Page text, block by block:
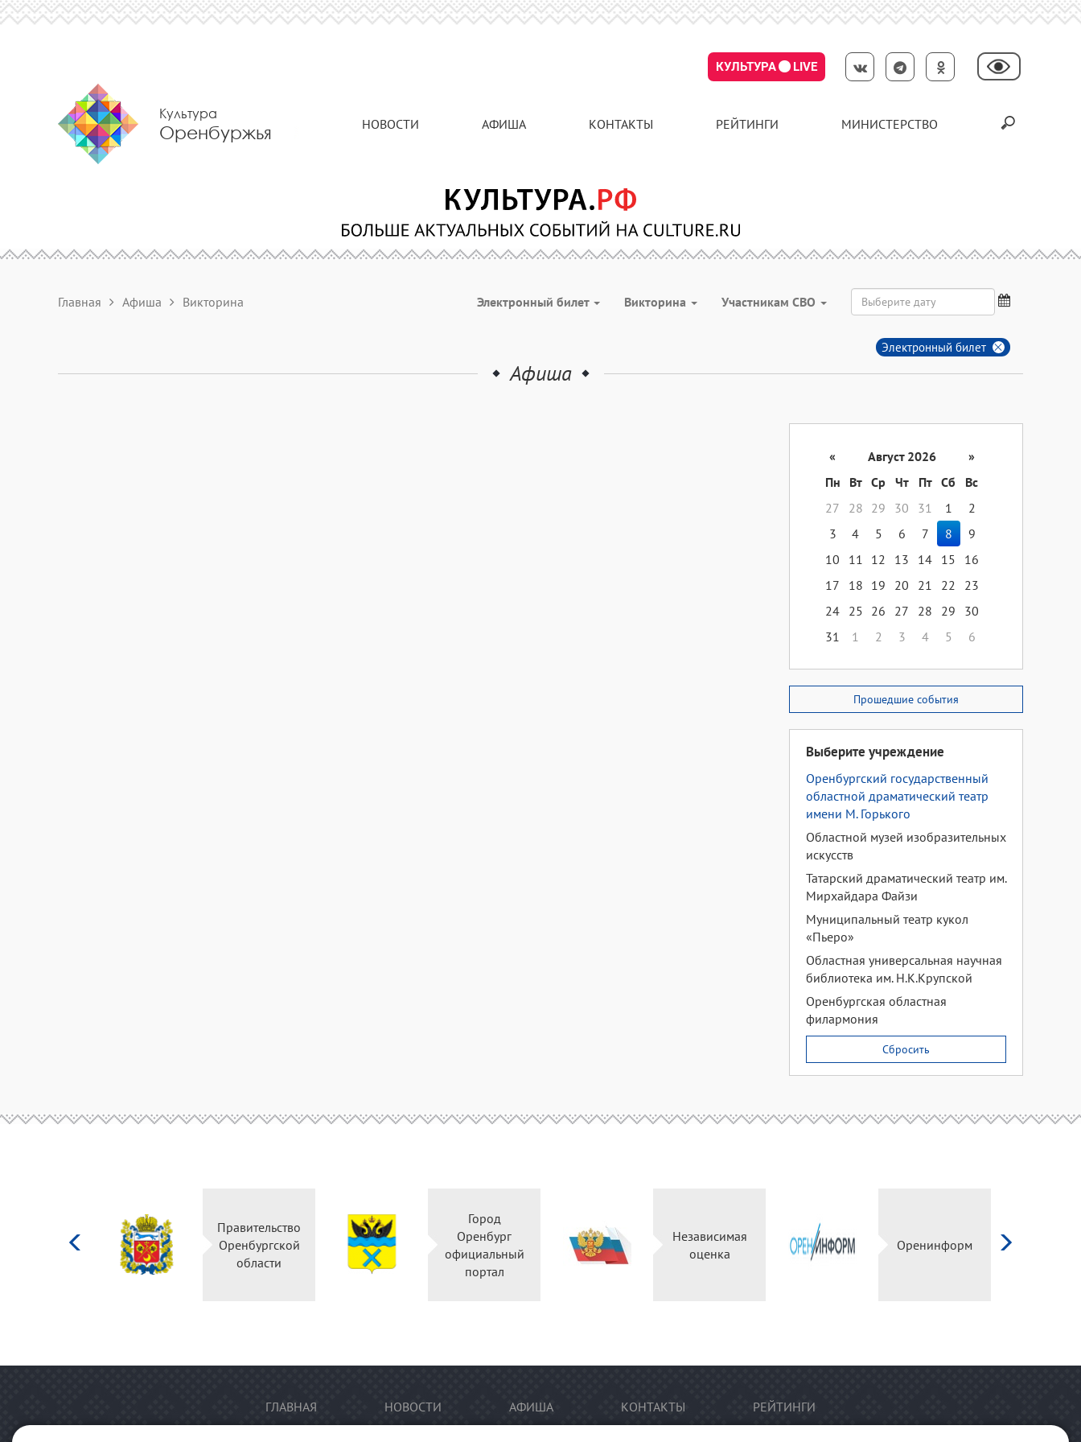
КУЛЬТУРА LIVE
Культура
Оренбуржья НОВОСТИ АФИША КОНТАКТЫ РЕЙТИНГИ МИНИСТЕРСТВО
Главная Афиша Викторина Электронный билет Викторина Участникам СВО
Электронный билет
Афиша
« Август 2026
»
Пн
Вт Ср Чт Пт Сб
Вс
27
28 29 30 31 1
2
3
4 5 6 7 8
9
10
11 12 13 14 15
16
17
18 19 20 21 22
23
24 25 26 27 28 29
30
31
1 2 3 4 5 6
Прошедшие события
Выберите учреждение
Оренбургский государственный
областной драматический театр
имени М. Горького
Областной музей изобразительных
искусств
Татарский драматический театр им.
Мирхайдара Файзи
Муниципальный театр кукол
«Пьеро»
Областная универсальная научная
библиотека им. Н.К.Крупской
Оренбургская областная
филармония
Сбросить
Правительство
Оренбургской
области
Город
Оренбург
официальный
портал
Независимая
оценка
Оренинформ
ГЛАВНАЯ НОВОСТИ АФИША КОНТАКТЫ РЕЙТИНГИ